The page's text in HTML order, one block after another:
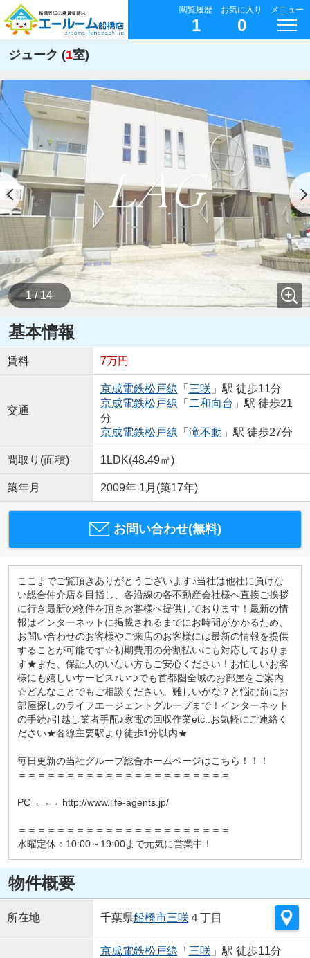
閲覧履歴
1
お気に入り
0
メニュー
ジューク (1室)
1 / 14
基本情報
賃料 7万円
交通
京成電鉄松戸線 「 三咲」駅 徒歩11分
京成電鉄松戸線 「 二和向台 」駅 徒歩21
分
京成電鉄松戸線 「 滝不動 」駅 徒歩27分
間取り(面積) 1LDK(48.49㎡)
築年月 2009年 1月(築17年)
お問い合わせ(無料)
ここまでご覧頂きありがとうございます♪当社は他社に負けな
い総合仲介店を目指し、各沿線の各不動産会社様へ直接ご挨拶
に行き最新の物件を頂きお客様へ提供しております！最新の情
報はインターネットに掲載されるまでにお時間がかかるため、
お問い合わせのお客様やご来店のお客様には最新の情報を提供
することが可能です☆初期費用の分割払いにも対応しておりま
す★また、保証人のいない方もご安心ください！お忙しいお客
様にも嬉しいサービス♪いつでも首都圏全域のお部屋をご案内
☆どんなことでもご相談ください。難しいかな？と悩む前にお
部屋探しのライフエージェントグループまで！インターネット
の手続♪引越し業者手配♪家電の回収作業etc..お気軽にご連絡く
ださい★各線主要駅より徒歩1分以内★
毎日更新の当社グループ総合ホームページはこちら！！！
＝＝＝＝＝＝＝＝＝＝＝＝＝＝＝＝＝＝＝＝＝＝
PC→→→ http://www.life-agents.jp/
＝＝＝＝＝＝＝＝＝＝＝＝＝＝＝＝＝＝＝＝＝＝
水曜定休：10:00～19:00まで元気に営業中！
物件概要
所在地 千葉県船橋市三咲４丁目
京成電鉄松戸線 「 三咲」駅 徒歩11分